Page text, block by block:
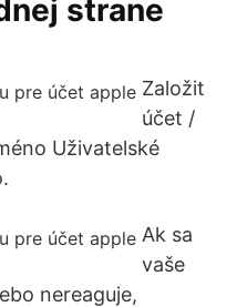
strane
Založit
účet /
Uživatelské
Ak sa
vaše
nereaguje,